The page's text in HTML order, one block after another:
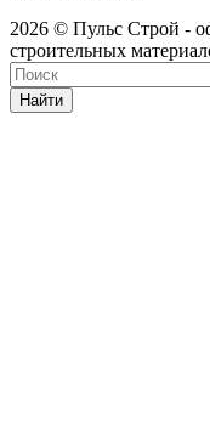
2026 © Пульс Строй -
строительных
Найти